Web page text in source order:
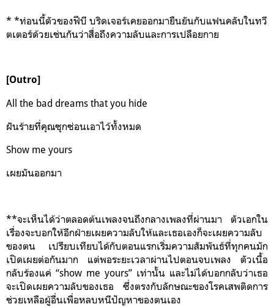
* *ท่อนนี้ตัวของฟีบี บริดเจอร์เคยออกมายืนยันกับแฟนคลับในทวี
ตเตอร์ด้วยเช่นกันว่าสื่อถึงความลับและการเปลือยกาย
[Outro]
All the bad dreams that you hide
ฝันร้ายที่คุณซุกซ่อนเอาไว้ทั้งหมด
Show me yours
เผยมันออกมา
**จะเห็นได้ว่าตลอดต้นเพลงจนถึงกลางเพลงที่ผ่านมา ตัวเอกใน
เรื่องจะบอกให้อีกฝ่ายเผยความลับให้และเธอเองก็จะเผยความลับ
ของตน เปรียบเทียบได้กับตอนแรกเริ่มความสัมพันธ์ที่ทุกคนมัก
เปิดเผยต่อกันมาก แต่พอระยะเวลาผ่านไปตอนจบเพลง ตัวเนื้อ
กลับร้องแค่ “show me yours” เท่านั้น และไม่ได้บอกกลับว่าเธอ
จะเปิดเผยความลับของเธอ ซึ่งตรงกับลักษณะของโรคเสพติดการ
ช่วยเหลือผู้อื่นเพื่อหลบหนีปัญหาของตนเอง